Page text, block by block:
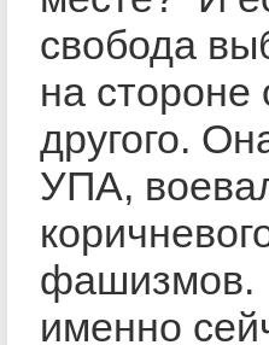
свобода
на
другого.
УПА,
фашизмов.
именно